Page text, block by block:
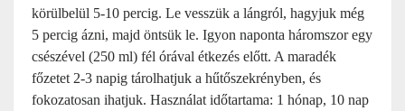
körülbelül 5-10 percig. Le vesszük a lángról, hagyjuk még
5 percig ázni, majd öntsük le. Igyon naponta háromszor egy
csészével (250 ml) fél órával étkezés előtt. A maradék
főzetet 2-3 napig tárolhatjuk a hűtőszekrényben, és
fokozatosan ihatjuk. Használat időtartama: 1 hónap, 10 nap